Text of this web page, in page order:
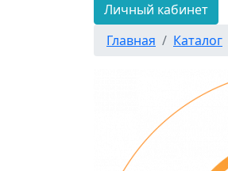
Личный кабинет
Главная
Каталог